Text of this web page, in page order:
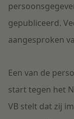
gepubliceerd.
aangesproken
Een van de
start tegen het
VB stelt dat zij